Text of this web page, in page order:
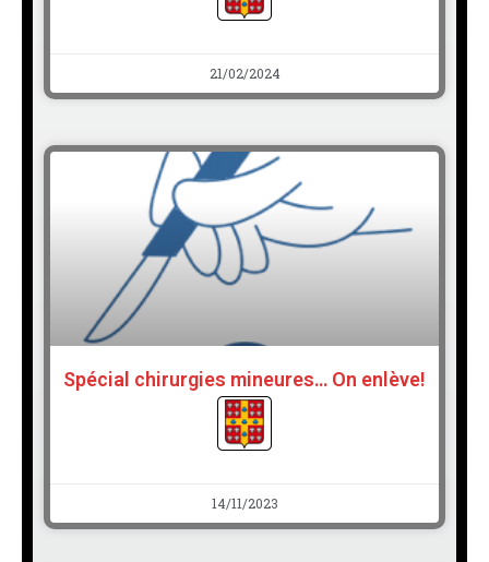
21/02/2024
Spécial chirurgies mineures… On enlève!
14/11/2023